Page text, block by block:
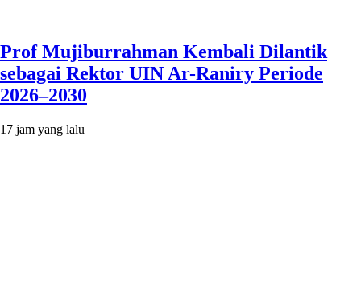
Prof Mujiburrahman Kembali Dilantik
sebagai Rektor UIN Ar-Raniry Periode
2026–2030
17 jam yang lalu